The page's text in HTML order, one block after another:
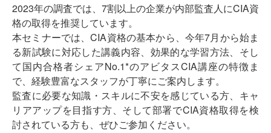
2023年の調査では、7割以上の企業が内部監査人にCIA資
格の取得を推奨しています。
本セミナーでは、CIA資格の基本から、今年7月から始ま
る新試験に対応した講義内容、効果的な学習方法、そし
て国内合格者シェアNo.1*のアビタスCIA講座の特徴ま
で、経験豊富なスタッフが丁寧にご案内します。
監査に必要な知識・スキルに不安を感じている方、キャ
リアアップを目指す方、そして部署でCIA資格取得を検
討されている方も、ぜひご参加ください。